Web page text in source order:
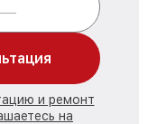
и ремонт
на